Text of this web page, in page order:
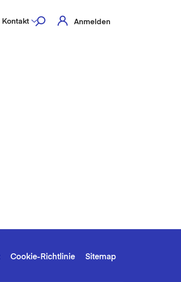
Kontakt Anmelden
Cookie-Richtlinie Sitemap